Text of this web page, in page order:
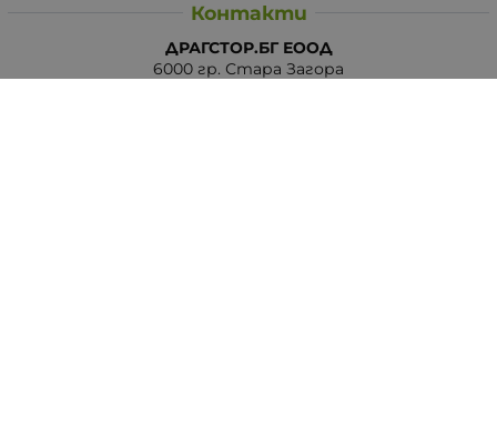
Контакти
ДРАГСТОР.БГ ЕООД
6000 гр. Стара Загора